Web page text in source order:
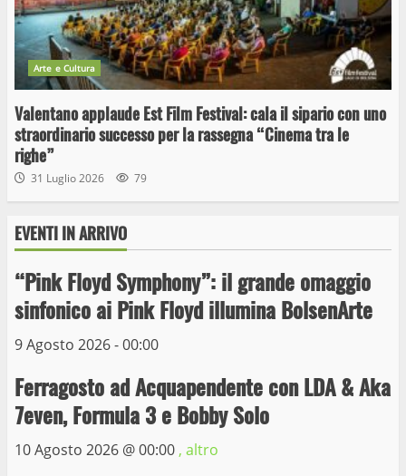
Arte e Cultura
Valentano applaude Est Film Festival: cala il sipario con uno
straordinario successo per la rassegna “Cinema tra le
righe”
31 Luglio 2026 79
EVENTI IN ARRIVO
“Pink Floyd Symphony”: il grande omaggio
sinfonico ai Pink Floyd illumina BolsenArte
9 Agosto 2026 - 00:00
Ferragosto ad Acquapendente con LDA & Aka
7even, Formula 3 e Bobby Solo
10 Agosto 2026 @00:00 , altro
3
Wiplanet Baseball supera il Napoli
9 Maggio 2023
4
La Polizia di Stato arresta il ladro seriale
delle auto in sosta a Viterbo
10 Maggio 2023